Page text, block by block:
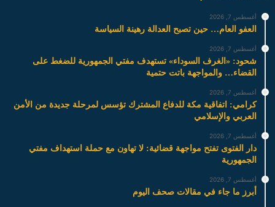
أغسطس 7, 2026
العفو العام… حين تصبح العدالة رهينة السياسة
أغسطس 7, 2026
شحود: «الغرف السوداء» تستهدف مفتي الجمهورية للضغط على
القضاء… والمواجهة باتت حتمية
أغسطس 7, 2026
كرامي: اتفاقية مكة للدفاع المشترك تؤسس لمرحلة جديدة من الأمن
العربي والإسلامي
أغسطس 7, 2026
دار الفتوى تفتح مواجهة قضائية: لا تهاون مع حملة استهداف مفتي
الجمهورية
أغسطس 7, 2026
أبرز ما جاء في مقالات صحف اليوم